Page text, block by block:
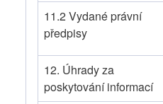
11.2 Vydané právní
předpisy
12. Úhrady za
poskytování informací